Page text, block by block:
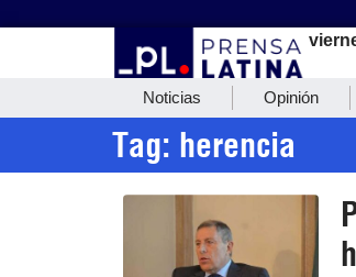
Noticias Opinión
Tag: herencia